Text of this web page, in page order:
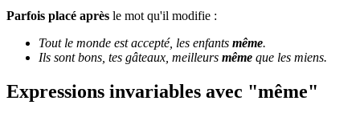
Parfois placé après le mot qu'il modifie :
Tout le monde est accepté, les enfants même.
Ils sont bons, tes gâteaux, meilleurs même que les miens.
Expressions invariables avec "même"